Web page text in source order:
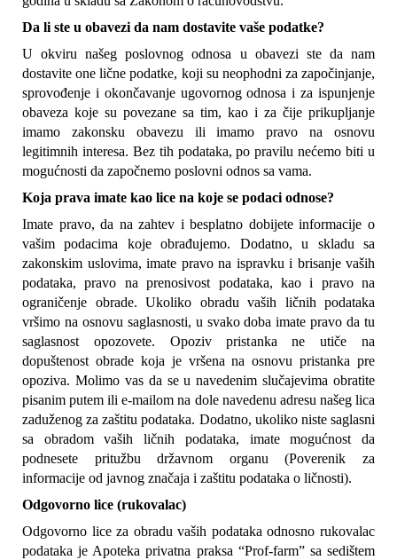
Da li ste u obavezi da nam dostavite vaše podatke?
U okviru našeg poslovnog odnosa u obavezi ste da nam
dostavite one lične podatke, koji su neophodni za započinjanje,
sprovođenje i okončavanje ugovornog odnosa i za ispunjenje
obaveza koje su povezane sa tim, kao i za čije prikupljanje
imamo zakonsku obavezu ili imamo pravo na osnovu
legitimnih interesa. Bez tih podataka, po pravilu nećemo biti u
mogućnosti da započnemo poslovni odnos sa vama.
Koja prava imate kao lice na koje se podaci odnose?
Imate pravo, da na zahtev i besplatno dobijete informacije o
vašim podacima koje obrađujemo. Dodatno, u skladu sa
zakonskim uslovima, imate pravo na ispravku i brisanje vaših
podataka, pravo na prenosivost podataka, kao i pravo na
ograničenje obrade. Ukoliko obradu vaših ličnih podataka
vršimo na osnovu saglasnosti, u svako doba imate pravo da tu
saglasnost opozovete. Opoziv pristanka ne utiče na
dopuštenost obrade koja je vršena na osnovu pristanka pre
opoziva. Molimo vas da se u navedenim slučajevima obratite
pisanim putem ili e-mailom na dole navedenu adresu našeg lica
zaduženog za zaštitu podataka. Dodatno, ukoliko niste saglasni
sa obradom vaših ličnih podataka, imate mogućnost da
podnesete pritužbu državnom organu (Poverenik za
informacije od javnog značaja i zaštitu podataka o ličnosti).
Odgovorno lice (rukovalac)
Odgovorno lice za obradu vaših podataka odnosno rukovalac
podataka je Apoteka privatna praksa “Prof-farm” sa sedištem